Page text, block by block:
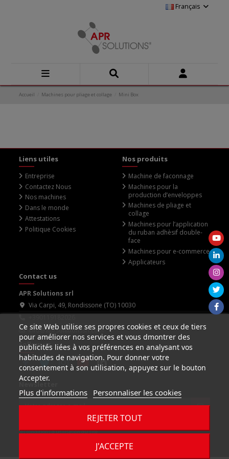
Français
Accueil Machines pour pliage et collage Mini Box
Liens utiles
Entreprise
Contactez Nous
Nos machines
Dans le monde
Attestations
Politique Cookies
Nos produits
Machine de faconnage
Machines pour la
production d’enveloppes
Machines de pliage et
collage
Machines pour l’application
du ruban adhèsif double-
face
Machines pour e-commerce
Applicateurs
Contact us
APR Solutions srl
Via Carpi, 49, Rondissone (TO) 10030
info@aprsolutionssrl.com
Ce site Web utilise ses propres cookies et ceux de tiers
pour améliorer nos services et vous dmontrer des
publicités liées à vos préférences en analysant vos
habitudes de navigation. Pour donner votre
consentement à son utilisation, appuyez sur le bouton
Accepter.
Plus d'informations Personnaliser les cookies
REJETER TOUT
J'ACCEPTE
Follow us
Newsletter
Vous pouvez vous désinscrire à tout moment. Vous
les conditions d'utilisation du site.
J'accepte les conditions générales et la politique de confidentialité